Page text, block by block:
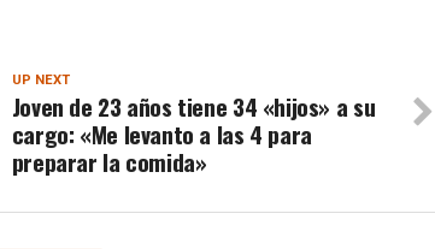
UP NEXT
Joven de 23 años tiene 34 «hijos» a su
cargo: «Me levanto a las 4 para
preparar la comida»